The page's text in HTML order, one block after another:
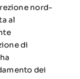
nord-
al
di
dei